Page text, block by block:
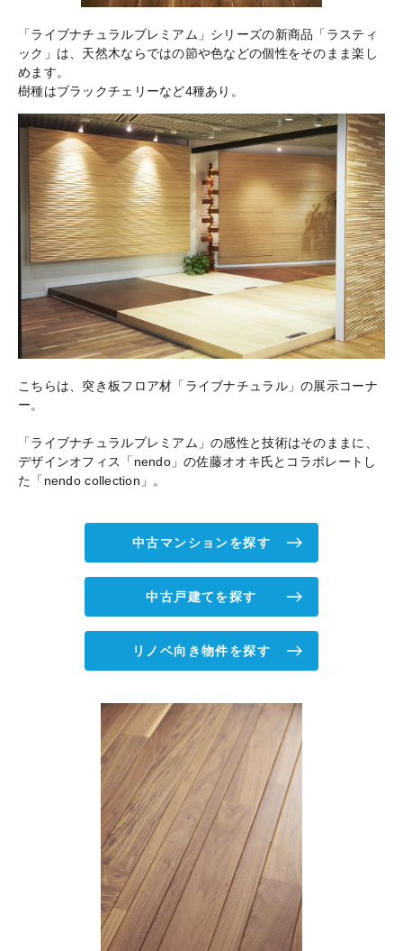
「ライブナチュラルプレミアム」シリーズの新商品「ラスティ
ック」は、天然木ならではの節や色などの個性をそのまま楽し
めます。
樹種はブラックチェリーなど4種あり。
こちらは、突き板フロア材「ライブナチュラル」の展示コーナ
ー。
「ライブナチュラルプレミアム」の感性と技術はそのままに、
デザインオフィス「nendo」の佐藤オオキ氏とコラボレートし
た「nendo collection」。
中古マンションを探す
中古戸建てを探す
リノベ向き物件を探す